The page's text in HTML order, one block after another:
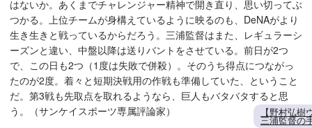
はないか。あくまでチャレンジャー精神で開き直り、思い切ってぶ
つかる。上位チームが身構えているように映るのも、DeNAがより
生き生きと戦っているからだろう。三浦監督はまた、レギュラーシ
ーズンと違い、中盤以降は送りバントをさせている。前日が2つ
で、この日も2つ（1度は失敗で併殺）。そのうち得点につながっ
たのが2度。着々と短期決戦用の作戦も準備していた、ということ
だ。第3戦も先取点を取れるようなら、巨人もバタバタすると思
う。（サンケイスポーツ専属評論家）
【野村弘
三浦監督の